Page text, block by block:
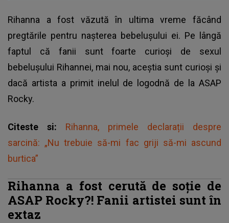
Rihanna a fost văzută în ultima vreme făcând
pregtările pentru nașterea bebelușului ei. Pe lângă
faptul că fanii sunt foarte curioși de sexul
bebelușului Rihannei, mai nou, aceștia sunt curioși și
dacă artista a primit inelul de logodnă de la ASAP
Rocky.
Citeste si: Rihanna, primele declarații despre
sarcină: „Nu trebuie să-mi fac griji să-mi ascund
burtica”
Rihanna a fost cerută de soție de
ASAP Rocky?! Fanii artistei sunt în
extaz